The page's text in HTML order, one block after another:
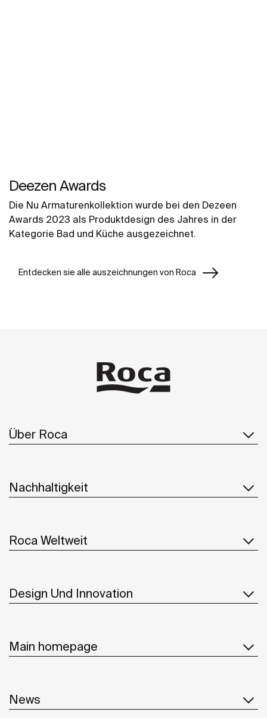
Deezen Awards
Die Nu Armaturenkollektion wurde bei den Dezeen
Awards 2023 als Produktdesign des Jahres in der
Kategorie Bad und Küche ausgezeichnet.
Entdecken sie alle auszeichnungen von Roca
Über Roca
Nachhaltigkeit
Roca Weltweit
Design Und Innovation
Main homepage
News